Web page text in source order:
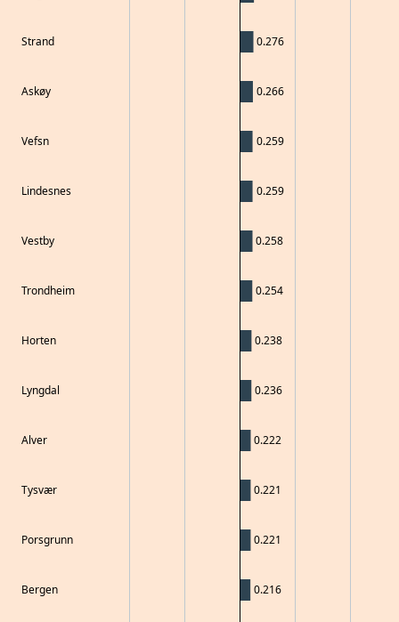
Strand
Askøy
Vefsn
Lindesnes
Vestby
Trondheim
Horten
Lyngdal
Alver
Tysvær
Porsgrunn
Bergen
0.276
0.266
0.259
0.259
0.258
0.254
0.238
0.236
0.222
0.221
0.221
0.216